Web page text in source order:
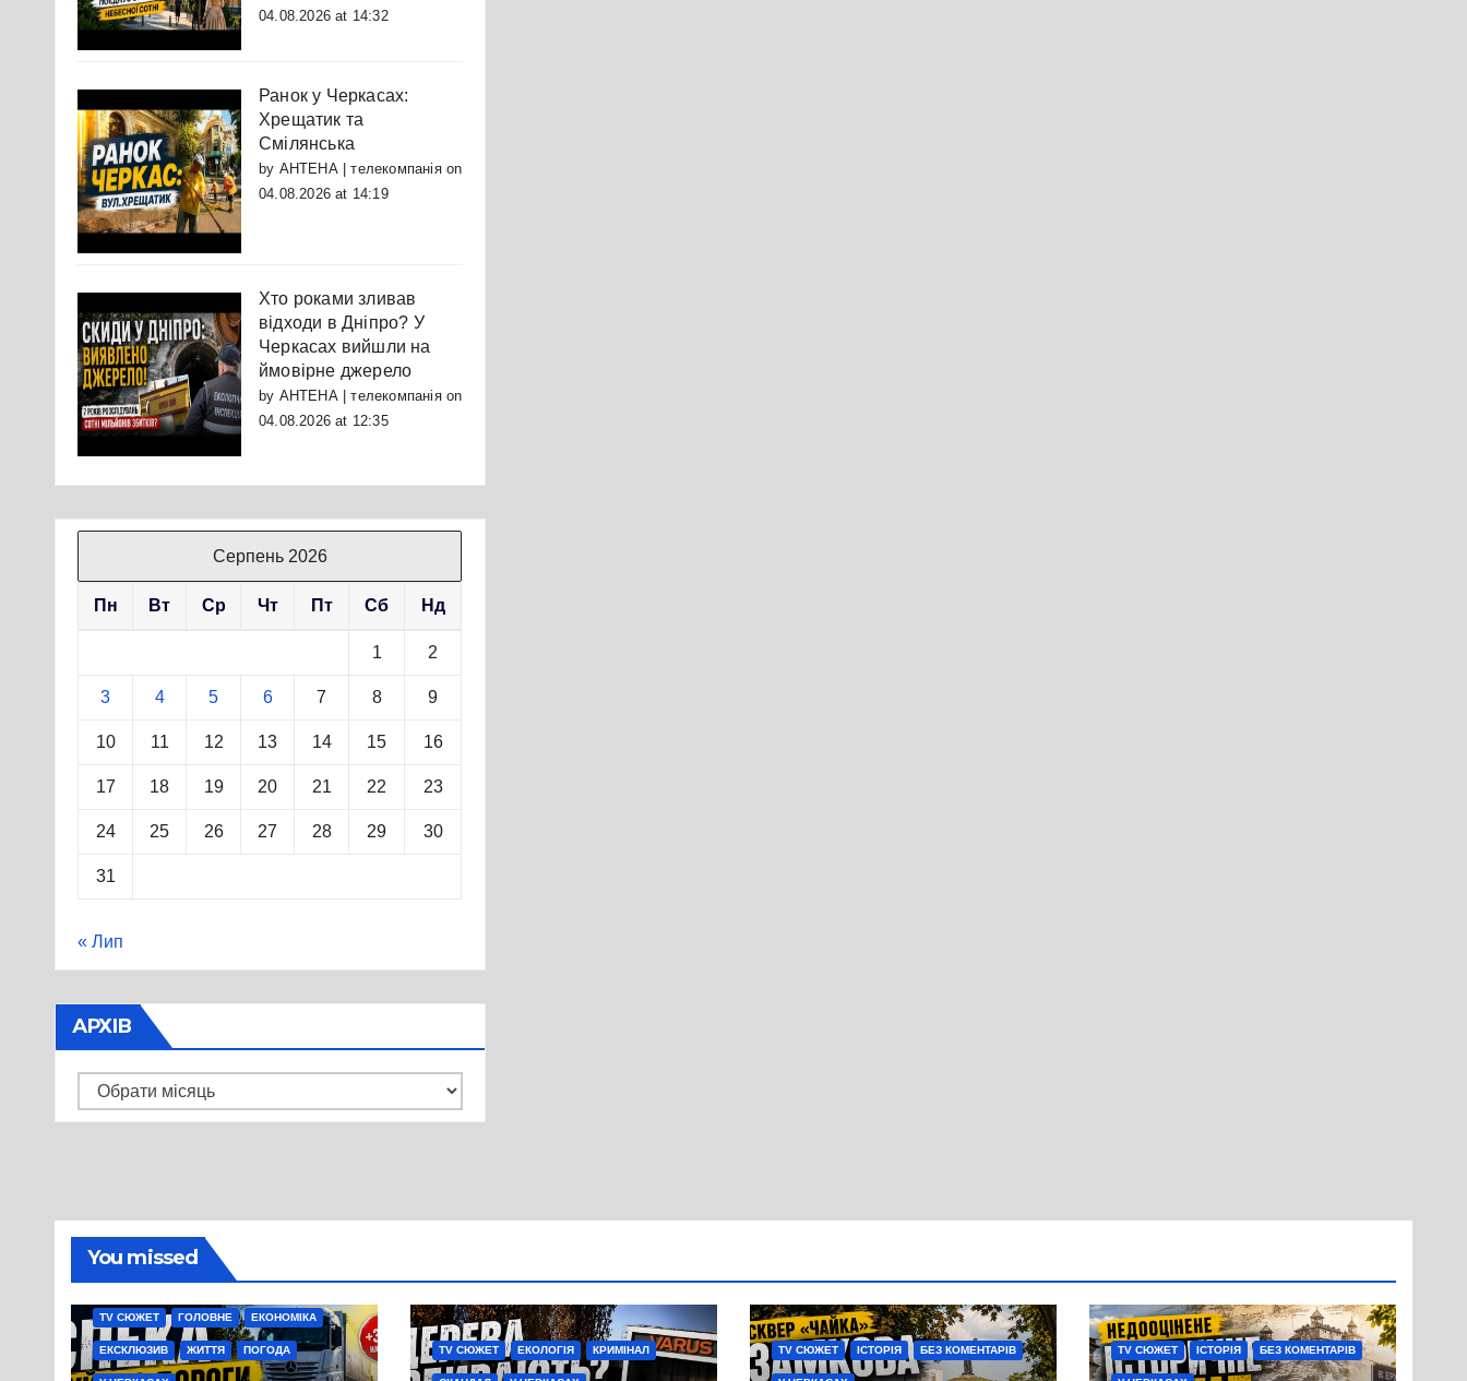
04.08.2026 at 14:32
Ранок у Черкасах:
Хрещатик та
Смілянська
by АНТЕНА | телекомпаніяon
04.08.2026 at 14:19
Хто роками зливав
відходи в Дніпро? У
Черкасах вийшли на
ймовірне джерело
by АНТЕНА | телекомпаніяon
04.08.2026 at 12:35
Серпень 2026
Пн Вт Ср Чт Пт Сб Нд
1 2
3 4 5 6 7 8 9
10 11 12 13 14 15 16
17 18 19 20 21 22 23
24 25 26 27 28 29 30
31
« Лип
АРХІВ
Архів
You missed
TV СЮЖЕТ ГОЛОВНЕ ЕКОНОМІКА
ЕКСКЛЮЗИВ ЖИТТЯ ПОГОДА TV СЮЖЕТ ЕКОЛОГІЯ КРИМІНАЛ TV СЮЖЕТ ІСТОРІЯ БЕЗ КОМЕНТАРІВ TV СЮЖЕТ ІСТОРІЯ БЕЗ КОМЕНТАРІВ